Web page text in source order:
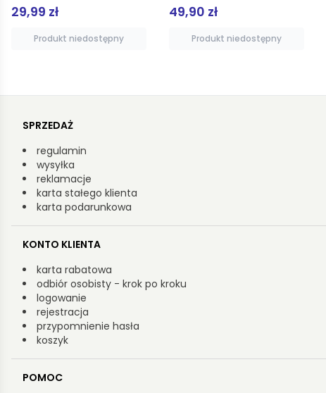
49,90 zł
Produkt niedostępny
13,99 zł
Produkt niedostępny
SPRZEDAŻ
regulamin
wysyłka
reklamacje
karta stałego klienta
karta podarunkowa
KONTO KLIENTA
karta rabatowa
odbiór osobisty - krok po kroku
logowanie
rejestracja
przypomnienie hasła
koszyk
POMOC